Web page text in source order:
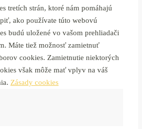
tretích strán, ktoré nám pomáhajú
ako používate túto webovú
budú uložené vo vašom prehliadači
Máte tiež možnosť zamietnuť
cookies. Zamietnutie niektorých
však môže mať vplyv na váš
Zásady cookies